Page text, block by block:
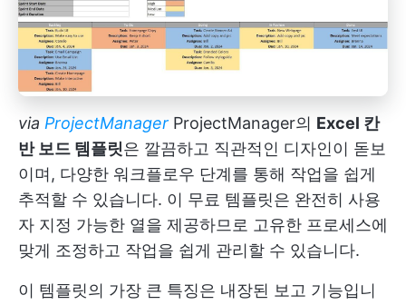
via ProjectManager ProjectManager의 Excel 칸
반 보드 템플릿은 깔끔하고 직관적인 디자인이 돋보
이며, 다양한 워크플로우 단계를 통해 작업을 쉽게
추적할 수 있습니다. 이 무료 템플릿은 완전히 사용
자 지정 가능한 열을 제공하므로 고유한 프로세스에
맞게 조정하고 작업을 쉽게 관리할 수 있습니다.
이 템플릿의 가장 큰 특징은 내장된 보고 기능입니